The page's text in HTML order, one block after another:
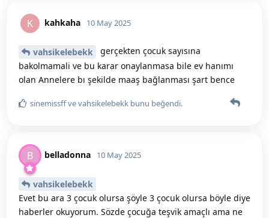
K kahkaha 10 May 2025
vahsikelebekk
gerçekten çocuk sayısına
bakolmamali ve bu karar onaylanmasa bile ev hanımı
olan Annelere bı şekilde maaş bağlanması şart bence
sinemissffvevahsikelebekk bunu beğendi.
B belladonna 10 May 2025
vahsikelebekk
Evet bu ara 3 çocuk olursa şöyle 3 çocuk olursa böyle diye
haberler okuyorum. Sözde çocuğa teşvik amaçlı ama ne